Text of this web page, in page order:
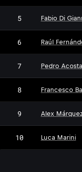
5 Fabio Di
6 Raúl
7 Pedro Acosta
8 Francesco
9 Alex
10 Luca Marini